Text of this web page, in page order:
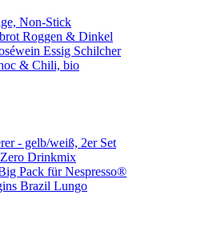
Non-Stick
Roggen & Dinkel
Essig Schilcher
& Chili, bio
- gelb/weiß, 2er Set
Zero Drinkmix
Pack für Nespresso®
Brazil Lungo